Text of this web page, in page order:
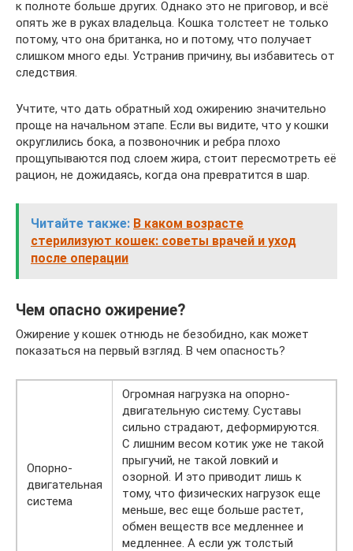
к полноте больше других. Однако это не приговор, и всё
опять же в руках владельца. Кошка толстеет не только
потому, что она британка, но и потому, что получает
слишком много еды. Устранив причину, вы избавитесь от
следствия.
Учтите, что дать обратный ход ожирению значительно
проще на начальном этапе. Если вы видите, что у кошки
округлились бока, а позвоночник и ребра плохо
прощупываются под слоем жира, стоит пересмотреть её
рацион, не дожидаясь, когда она превратится в шар.
Читайте также: В каком возрасте
стерилизуют кошек: советы врачей и уход
после операции
Чем опасно ожирение?
Ожирение у кошек отнюдь не безобидно, как может
показаться на первый взгляд. В чем опасность?
Опорно-
двигательная
система
Огромная нагрузка на опорно-
двигательную систему. Суставы
сильно страдают, деформируются.
С лишним весом котик уже не такой
прыгучий, не такой ловкий и
озорной. И это приводит лишь к
тому, что физических нагрузок еще
меньше, вес еще больше растет,
обмен веществ все медленнее и
медленнее. А если уж толстый